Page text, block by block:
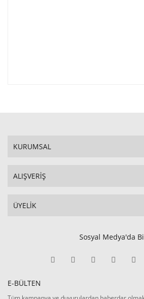
KURUMSAL
ALIŞVERİŞ
ÜYELİK
Sosyal Medya'da
E-BÜLTEN